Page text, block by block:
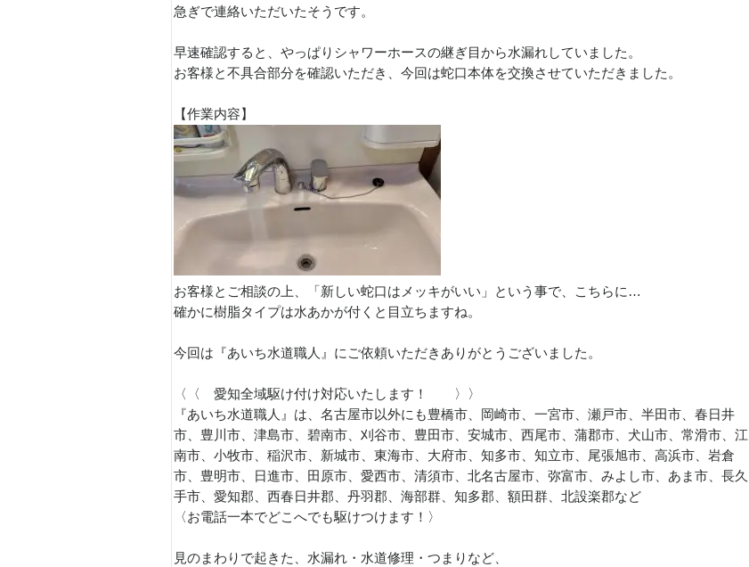
急ぎで連絡いただいたそうです。
早速確認すると、やっぱりシャワーホースの継ぎ目から水漏れしていました。
お客様と不具合部分を確認いただき、今回は蛇口本体を交換させていただきました。
【作業内容】
お客様とご相談の上、「新しい蛇口はメッキがいい」という事で、こちらに…
確かに樹脂タイプは水あかが付くと目立ちますね。
今回は『あいち水道職人』にご依頼いただきありがとうございました。
〈〈 愛知全域駆け付け対応いたします！ 〉〉
『あいち水道職人』は、名古屋市以外にも豊橋市、岡崎市、一宮市、瀬戸市、半田市、春日井
市、豊川市、津島市、碧南市、刈谷市、豊田市、安城市、西尾市、蒲郡市、犬山市、常滑市、江
南市、小牧市、稲沢市、新城市、東海市、大府市、知多市、知立市、尾張旭市、高浜市、岩倉
市、豊明市、日進市、田原市、愛西市、清須市、北名古屋市、弥富市、みよし市、あま市、長久
手市、愛知郡、西春日井郡、丹羽郡、海部群、知多郡、額田群、北設楽郡など
〈お電話一本でどこへでも駆けつけます！〉
見のまわりで起きた、水漏れ・水道修理・つまりなど、